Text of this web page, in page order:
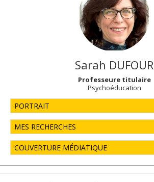
Sarah DUFOUR
Professeure titulaire
Psychoéducation
PORTRAIT
MES RECHERCHES
COUVERTURE MÉDIATIQUE